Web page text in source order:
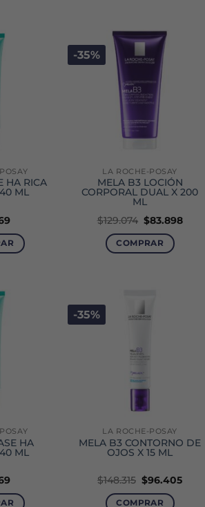
HA RICA
ML
-35%
LA ROCHE-POSAY
MELA B3 LOCIÓN
CORPORAL DUAL X 200
ML
$129.074 El
precio
original
era:
$83.898El
COMPRAR
HA
ML
-35%
LA ROCHE-POSAY
MELA B3 CONTORNO DE
OJOS X 15 ML
$148.315 El
original
$96.405El
COMPRAR